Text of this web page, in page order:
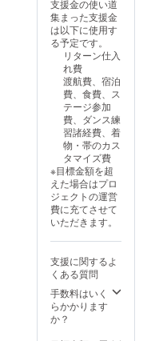
け商品
のラベ
ルに表
記され
ます。
商品開
封前に
は必ず
お届け
のリ
ターン
に貼付
された
ラベル
や注意
書きを
ご確認
くださ
い。」
産セッ
トで
す。
「原材
料及び
添加物
等の食
品表示
はお届
け商品
のラベ
ルに表
記され
ます。
商品開
封前に
は必ず
お届け
のリ
ターン
に貼付
された
ラベル
や注意
支援金の使い道
集まった支援金
は以下に使用す
る予定です。
リターン仕入
れ費
渡航費、宿泊
費、食費、ス
テージ参加
費、ダンス練
習諸経費、着
物・帯のカス
タマイズ費
※目標金額を超
えた場合はプロ
ジェクトの運営
費に充てさせて
いただきます。
支援に関するよ
くある質問
手数料はいく
らかかります
か？